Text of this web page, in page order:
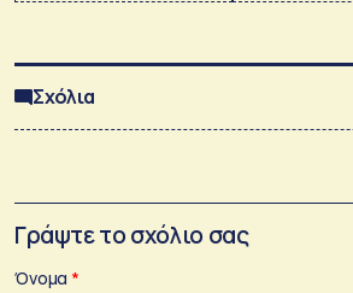
Σχόλια
Γράψτε το σχόλιο σας
Όνομα